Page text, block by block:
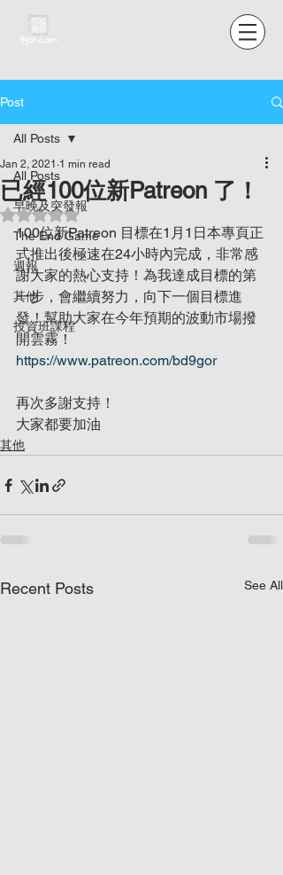
Post
All Posts
早晚及突發報
The End Game
週報
其他
投資班課程
All Posts
已經100位新Patreon 了！
Jan 2, 2021 1 min read
Rated NaN out of 5 stars.
100位新Patreon 目標在1月1日本專頁正
式推出後極速在24小時內完成，非常感
謝大家的熱心支持！為我達成目標的第
一步，會繼續努力，向下一個目標進
發！幫助大家在今年預期的波動市場撥
開雲霧！
https://www.patreon.com/bd9gor
再次多謝支持！
大家都要加油
其他
Recent Posts See All